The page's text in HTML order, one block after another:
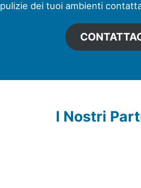
pulizie dei tuoi ambienti
I Nostri